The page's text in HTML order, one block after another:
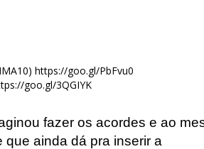
https://goo.gl/PbFvu0
goo.gl/3QGIYK
fazer os acordes e ao
que ainda dá pra inserir a